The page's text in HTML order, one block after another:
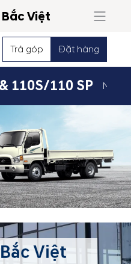
Việt
Trả góp Đặt hàng
110S/110 SP
Việt